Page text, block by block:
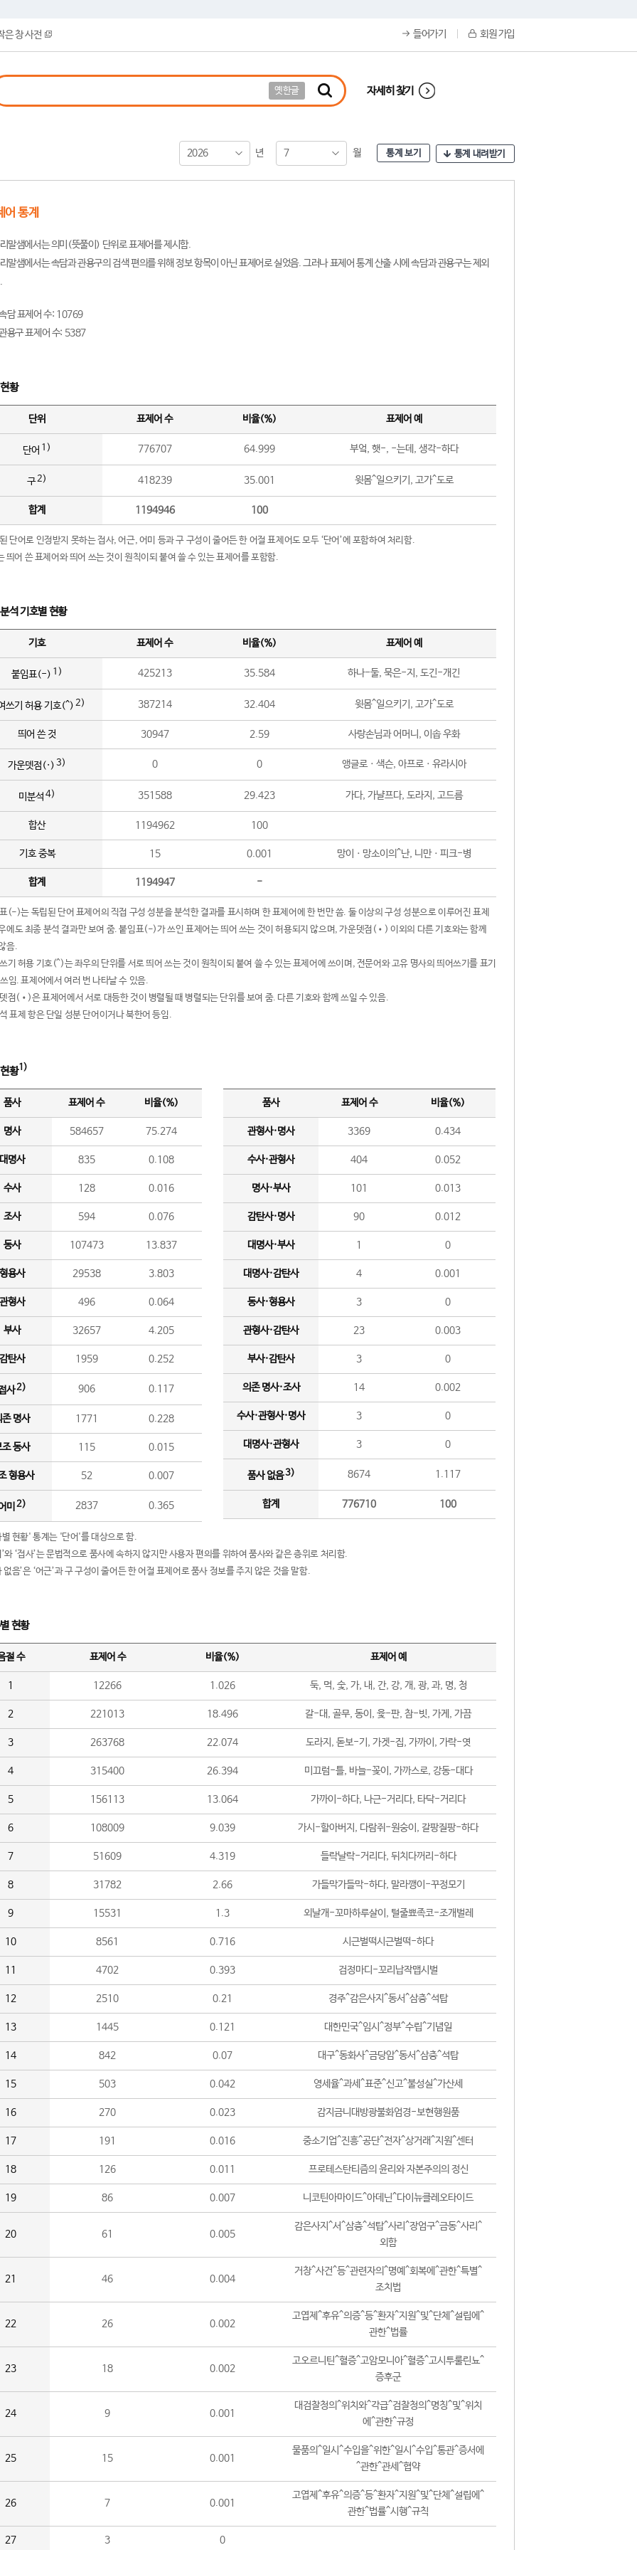
은 창 사전 들어가기 회원 가입
옛한글 자세히 찾기
2026 년 7 월 통계 보기 통계 내려받기
어 통계
말샘에서는 의미(뜻풀이) 단위로 표제어를 제시함.
말샘에서는 속담과 관용구의 검색 편의를 위해 정보 항목이 아닌 표제어로 실었음. 그러나 표제어 통계 산출 시에 속담과 관용구는 제외
담 표제어 수: 10769
용구 표제어 수: 5387
황
단위 표제어 수 비율(%) 표제어 예
단어 1) 776707 64.999 부엌, 햇-, -는데, 생각-하다
구2) 418239 35.001 윗몸^일으키기, 고가^도로
합계 1194946 100
단어로 인정받지 못하는 접사, 어근, 어미 등과 구 구성이 줄어든 한 어절 표제어도 모두 ‘단어’에 포함하여 처리함.
띄어 쓴 표제어와 띄어 쓰는 것이 원칙이되 붙여 쓸 수 있는 표제어를 포함함.
석 기호별 현황
기호 표제어 수 비율(%) 표제어 예
붙임표(-) 1) 425213 35.584 하나-둘, 묵은-지, 도긴-개긴
쓰기 허용 기호(^) 2) 387214 32.404 윗몸^일으키기, 고가^도로
띄어 쓴 것 30947 2.59 사랑손님과 어머니, 이솝 우화
가운뎃점(·) 3) 0 0 앵글로ㆍ색슨, 아프로ㆍ유라시아
미분석 4) 351588 29.423 가다, 가냘프다, 도라지, 고드름
합산 1194962 100
기호 중복 15 0.001 망이ㆍ망소이의^난, 니만ㆍ피크-병
합계 1194947 -
(-)는 독립된 단어 표제어의 직접 구성 성분을 분석한 결과를 표시하며 한 표제어에 한 번만 씀. 둘 이상의 구성 성분으로 이루어진 표제
에도 최종 분석 결과만 보여 줌. 붙임표(-)가 쓰인 표제어는 띄어 쓰는 것이 허용되지 않으며, 가운뎃점(•) 이외의 다른 기호와는 함께
음.
기 허용 기호(^)는 좌우의 단위를 서로 띄어 쓰는 것이 원칙이되 붙여 쓸 수 있는 표제어에 쓰이며, 전문어와 고유 명사의 띄어쓰기를 표기
임. 표제어에서 여러 번 나타날 수 있음.
점(•)은 표제어에서 서로 대등한 것이 병렬될 때 병렬되는 단위를 보여 줌. 다른 기호와 함께 쓰일 수 있음.
표제 항은 단일 성분 단어이거나 북한어 등임.
황1)
품사 표제어 수 비율(%)
명사 584657 75.274
명사 835 0.108
수사 128 0.016
조사 594 0.076
동사 107473 13.837
용사 29538 3.803
형사 496 0.064
부사 32657 4.205
탄사 1959 0.252
사2) 906 0.117
존 명사 1771 0.228
조 동사 115 0.015
형용사 52 0.007
미 2) 2837 0.365
품사 표제어 수 비율(%)
관형사·명사 3369 0.434
수사·관형사 404 0.052
명사·부사 101 0.013
감탄사·명사 90 0.012
대명사·부사 1 0
대명사·감탄사 4 0.001
동사·형용사 3 0
관형사·감탄사 23 0.003
부사·감탄사 3 0
의존 명사·조사 14 0.002
수사·관형사·명사 3 0
대명사·관형사 3 0
품사 없음3) 8674 1.117
합계 776710 100
현황' 통계는 '단어'를 대상으로 함.
와 ‘접사’는 문법적으로 품사에 속하지 않지만 사용자 편의를 위하여 품사와 같은 층위로 처리함.
없음’은 ‘어근’과 구 구성이 줄어든 한 어절 표제어로 품사 정보를 주지 않은 것을 말함.
현황
절 수 표제어 수 비율(%) 표제어 예
1 12266 1.026 둑, 먹, 숯, 가, 내, 간, 강, 개, 광, 과, 명, 청
2 221013 18.496 갈-대, 골무, 동이, 윷-판, 참-빗, 가게, 가끔
3 263768 22.074 도라지, 돋보-기, 가겟-집, 가까이, 가락-엿
4 315400 26.394 미끄럼-틀, 바늘-꽂이, 가까스로, 강동-대다
5 156113 13.064 가까이-하다, 나근-거리다, 타닥-거리다
6 108009 9.039 가시-할아버지, 다람쥐-원숭이, 갈팡질팡-하다
7 51609 4.319 들락날락-거리다, 뒤치다꺼리-하다
8 31782 2.66 가들막가들막-하다, 말라깽이-꾸정모기
9 15531 1.3 외날개-꼬마하루살이, 털줄뾰족코-조개벌레
10 8561 0.716 시근벌떡시근벌떡-하다
11 4702 0.393 검정마디-꼬리납작맵시벌
12 2510 0.21 경주^감은사지^동서^삼층^석탑
13 1445 0.121 대한민국^임시^정부^수립^기념일
14 842 0.07 대구^동화사^금당암^동서^삼층^석탑
15 503 0.042 영세율^과세^표준^신고^불성실^가산세
16 270 0.023 감지금니대방광불화엄경-보현행원품
17 191 0.016 중소기업^진흥^공단^전자^상거래^지원^센터
18 126 0.011 프로테스탄티즘의 윤리와 자본주의의 정신
19 86 0.007 니코틴아마이드^아데닌^다이뉴클레오타이드
20 61 0.005
감은사지^서^삼층^석탑^사리^장엄구^금동^사리^
외함
21 46 0.004
거창^사건^등^관련자의^명예^회복에^관한^특별^
조치법
22 26 0.002
고엽제^후유^의증^등^환자^지원^및^단체^설립에^
관한^법률
23 18 0.002
고오르니틴^혈증^고암모니아^혈증^고시투룰린뇨^
증후군
24 9 0.001
대검찰청의^위치와^각급^검찰청의^명칭^및^위치
에^관한^규정
25 15 0.001
물품의^일시^수입을^위한^일시^수입^통관^증서에
^관한^관세^협약
26 7 0.001
고엽제^후유^의증^등^환자^지원^및^단체^설립에^
관한^법률^시행^규칙
27 3 0